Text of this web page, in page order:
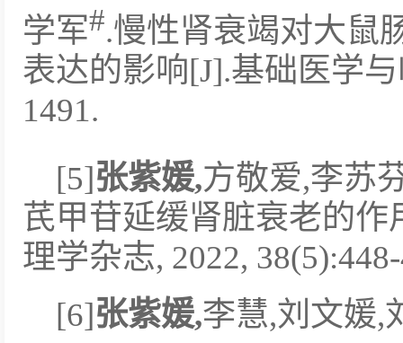
学军#.慢性肾衰竭对大鼠
表达的影响[J].基础医学
1491.
[5]张紫媛,方敬爱,李苏
芪甲苷延缓肾脏衰老的
理学杂志, 2022,
[6]张紫媛,李慧,刘文媛,